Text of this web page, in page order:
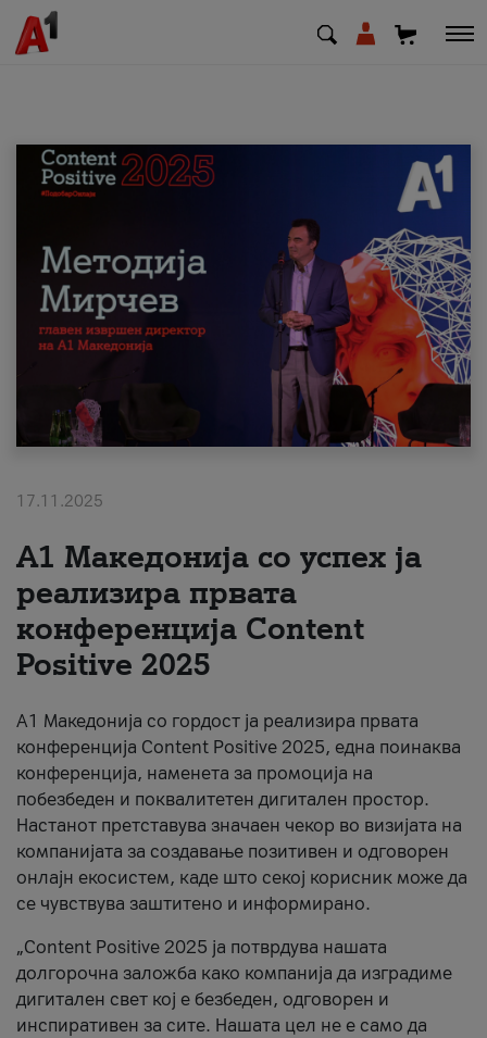
МК EN
Приватни Деловни
Поддршка
Надополни кредит
#ПодобарОнлајн
17.11.2025
А1 Македонија со успех ја
реализира првата
конференција Content
Positive 2025
А1 Македонија со гордост ја реализира првата
конференција Content Positive 2025, една поинаква
конференција, наменета за промоција на
побезбеден и поквалитетен дигитален простор.
Настанот претставува значаен чекор во визијата на
компанијата за создавање позитивен и одговорен
онлајн екосистем, каде што секој корисник може да
се чувствува заштитено и информирано.
„Content Positive 2025 ја потврдува нашата
долгорочна заложба како компанија да изградиме
дигитален свет кој е безбеден, одговорен и
инспиративен за сите. Нашата цел не е само да